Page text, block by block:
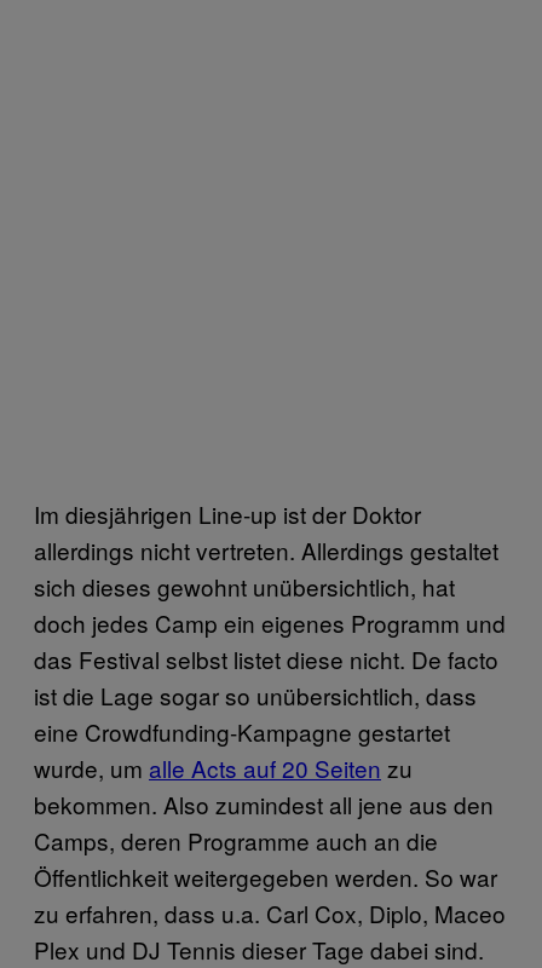
Im diesjährigen Line-up ist der Doktor
allerdings nicht vertreten. Allerdings gestaltet
sich dieses gewohnt unübersichtlich, hat
doch jedes Camp ein eigenes Programm und
das Festival selbst listet diese nicht. De facto
ist die Lage sogar so unübersichtlich, dass
eine Crowdfunding-Kampagne gestartet
wurde, um alle Acts auf 20 Seiten zu
bekommen. Also zumindest all jene aus den
Camps, deren Programme auch an die
Öffentlichkeit weitergegeben werden. So war
zu erfahren, dass u.a. Carl Cox, Diplo, Maceo
Plex und DJ Tennis dieser Tage dabei sind.